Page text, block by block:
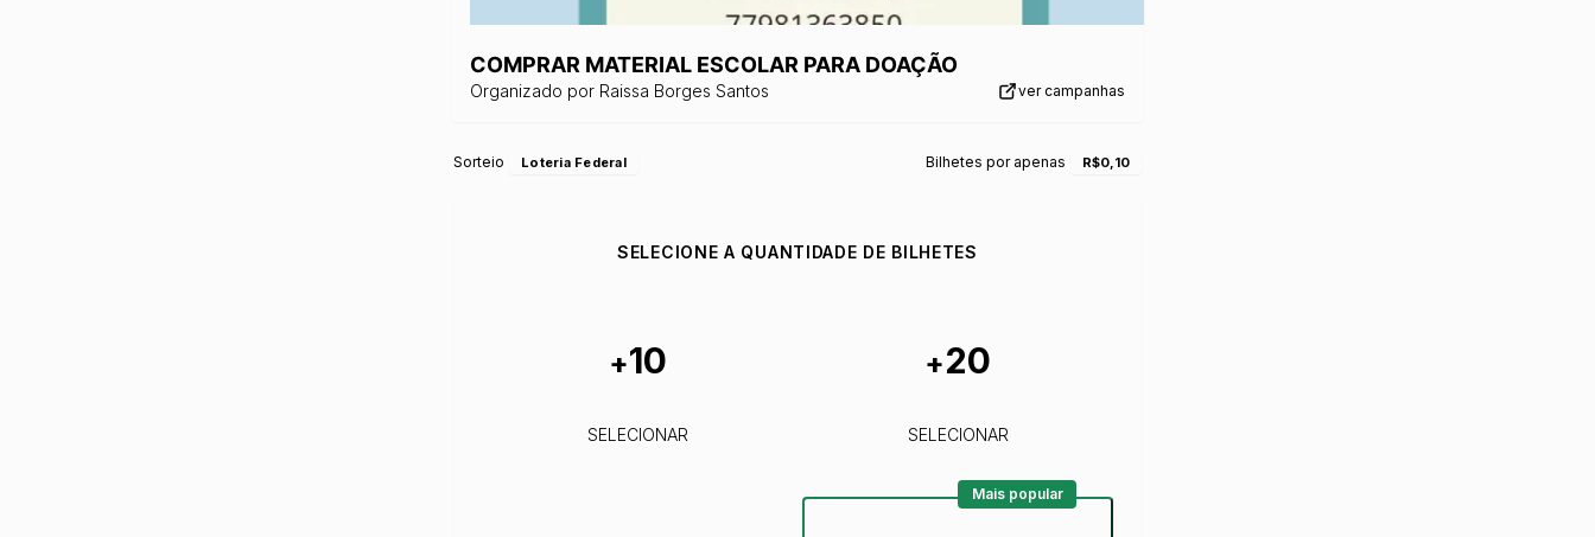
COMPRAR MATERIAL ESCOLAR PARA DOAÇÃO
Organizado por Raissa Borges Santos ver campanhas
Sorteio Loteria Federal Bilhetes por apenas R$0,10
SELECIONE A QUANTIDADE DE BILHETES
+10
SELECIONAR
+20
SELECIONAR
Mais popular